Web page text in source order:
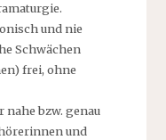
und nie
Schwächen
frei, ohne
bzw. genau
und